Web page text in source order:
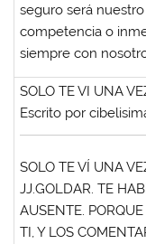
seguro será
competencia o
siempre con
SOLO TE VI UNA
Escrito por
SOLO TE VÍ UNA
JJ.GOLDAR. TE
AUSENTE.
TI, Y LOS